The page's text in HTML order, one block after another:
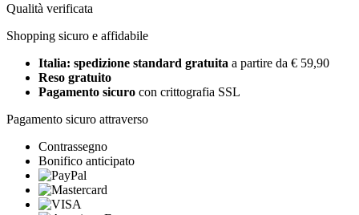
Qualità verificata
Shopping sicuro e affidabile
Italia: spedizione standard gratuita a partire da € 59,90
Reso gratuito
Pagamento sicuro con crittografia SSL
Pagamento sicuro attraverso
Contrassegno
Bonifico anticipato